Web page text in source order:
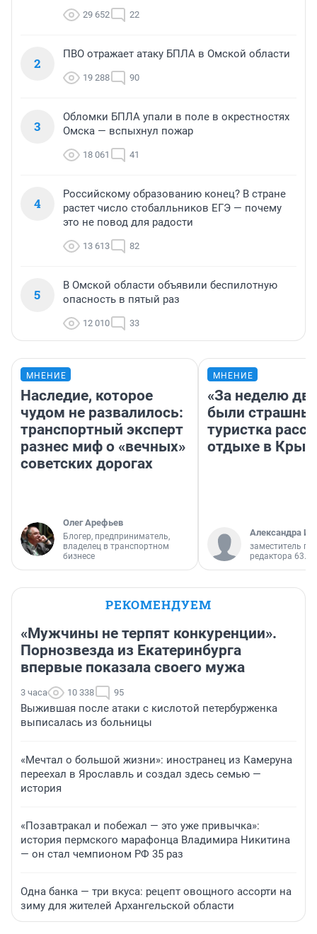
29 652 22
2
ПВО отражает атаку БПЛА в Омской области
19 288 90
3
Обломки БПЛА упали в поле в окрестностях
Омска — вспыхнул пожар
18 061 41
4
Российскому образованию конец? В стране
растет число стобалльников ЕГЭ — почему
это не повод для радости
13 613 82
5
В Омской области объявили беспилотную
опасность в пятый раз
12 010 33
МНЕНИЕ
Наследие, которое
чудом не развалилось:
транспортный эксперт
разнес миф о «вечных»
советских дорогах
Олег Арефьев
Блогер, предприниматель,
владелец в транспортном
бизнесе
МНЕНИЕ
«За неделю
были
туристка
отдыхе в
Александра
заместитель
редактора 63.RU
РЕКОМЕНДУЕМ
«Мужчины не терпят конкуренции».
Порнозвезда из Екатеринбурга
впервые показала своего мужа
3 часа 10 338 95
Выжившая после атаки с кислотой петербурженка
выписалась из больницы
«Мечтал о большой жизни»: иностранец из Камеруна
переехал в Ярославль и создал здесь семью —
история
«Позавтракал и побежал — это уже привычка»:
история пермского марафонца Владимира Никитина
— он стал чемпионом РФ 35 раз
Одна банка — три вкуса: рецепт овощного ассорти на
зиму для жителей Архангельской области